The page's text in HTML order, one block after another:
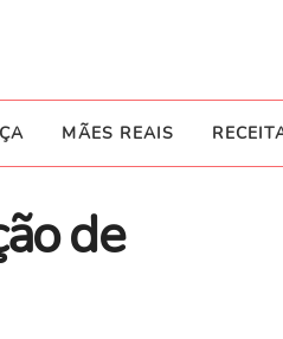
MÃES REAIS
de